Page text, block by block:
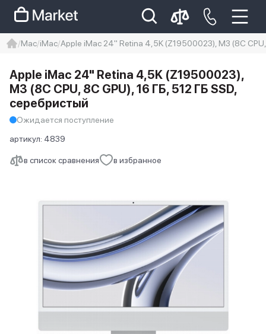
Iphone 14 pro max
айфон 14
Mac iMac Apple iMac 24" Retina 4,5K (Z19500023), M3 (8C
в список сравнения в избранное
Apple iMac 24" Retina 4,5K (Z19500023),
M3 (8C CPU, 8C GPU), 16 ГБ, 512 ГБ SSD,
серебристый
Ожидается поступление
артикул: 4839